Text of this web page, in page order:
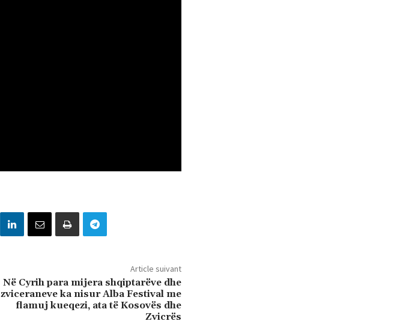
Article suivant
Në Cyrih para mijera shqiptarëve dhe
zviceraneve ka nisur Alba Festival me
flamuj kueqezi, ata të Kosovës dhe
Zvicrës